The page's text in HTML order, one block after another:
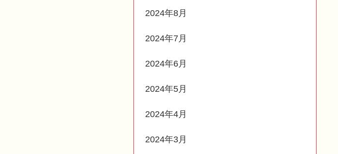
2024年8月
2024年7月
2024年6月
2024年5月
2024年4月
2024年3月